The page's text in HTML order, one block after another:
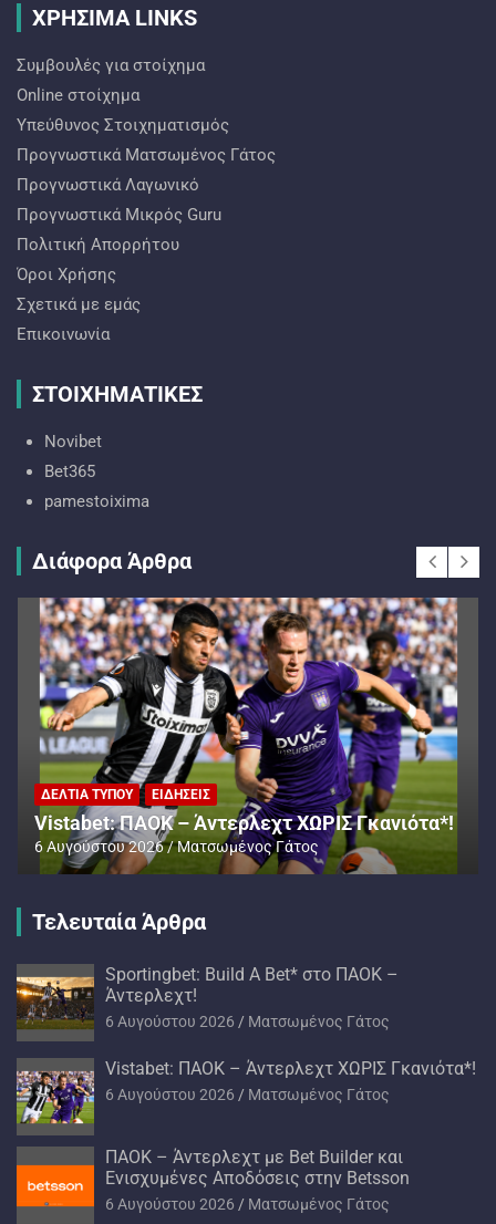
ΧΡΗΣΙΜΑ LINKS
Συμβουλές για στοίχημα
Online στοίχημα
Υπεύθυνος Στοιχηματισμός
Προγνωστικά Ματσωμένος Γάτος
Προγνωστικά Λαγωνικό
Προγνωστικά Mικρός Guru
Πολιτική Απορρήτου
Όροι Χρήσης
Σχετικά με εμάς
Επικοινωνία
ΣΤΟΙΧΗΜΑΤΙΚΕΣ
Novibet
Bet365
pamestoixima
Διάφορα Άρθρα
ΔΕΛΤΊΑ ΤΎΠΟΥ ΕΙΔΉΣΕΙΣ
Vistabet: ΠΑΟΚ – Άντερλεχτ ΧΩΡΙΣ Γκανιότα*!
6 Αυγούστου 2026 Ματσωμένος Γάτος
Τελευταία Άρθρα
Sportingbet: Build A Bet* στο ΠΑΟΚ –
Άντερλεχτ!
6 Αυγούστου 2026 Ματσωμένος Γάτος
Vistabet: ΠΑΟΚ – Άντερλεχτ ΧΩΡΙΣ Γκανιότα*!
6 Αυγούστου 2026 Ματσωμένος Γάτος
ΠΑΟΚ – Άντερλεχτ με Bet Builder και
Ενισχυμένες Αποδόσεις στην Betsson
6 Αυγούστου 2026 Ματσωμένος Γάτος